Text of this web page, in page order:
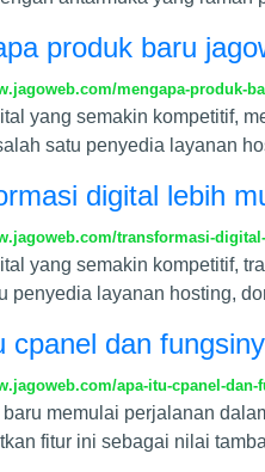
produk baru
mengapa-produk-
yang semakin kompetitif,
satu penyedia layanan
digital lebih
transformasi-
yang semakin kompetitif,
penyedia layanan hosting,
cpanel dan
apa-itu-cpanel-
memulai perjalanan
fitur ini sebagai nilai